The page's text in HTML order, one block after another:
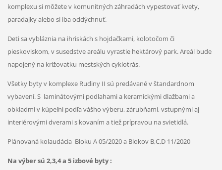
komplexu si môžete v komunitných záhradách vypestovať kvety,
paradajky alebo si iba oddýchnuť.
Deti sa vybláznia na ihriskách s hojdačkami, kolotočom či
pieskoviskom, v susedstve areálu vyrastie hektárový park. Areál bude
napojený na križovatku mestských cyklotrás.
Všetky byty v komplexe Rudiny II sú predávané v štandardnom
vybavení. S laminátovými podlahami a keramickými dlažbami a
obkladmi v kúpeľni podľa vášho výberu, zárubňami, vstupnými aj
interiérovými dverami s kovaním a tiež prípravou na svietidlá.
Plánovaná kolaudácia Bloku A 05/2020 a Blokov B,C,D 11/2020
Na výber sú 2,3,4 a 5 izbové byty :